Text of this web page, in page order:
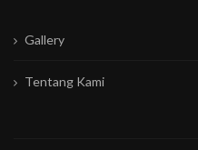
Gallery
Tentang Kami